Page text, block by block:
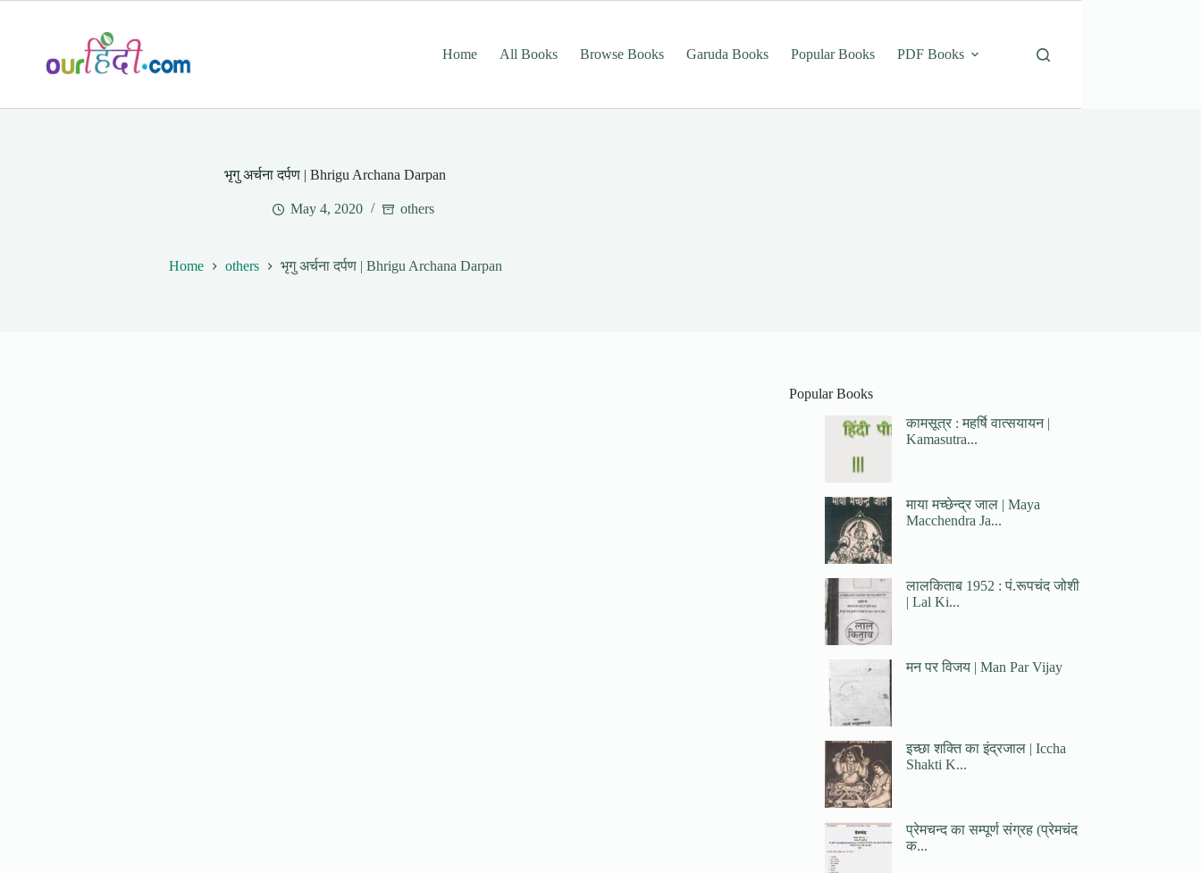
Home
All Books Browse Books Garuda Books Popular Books PDF Books
भृगु अर्चना दर्पण | Bhrigu Archana Darpan
May 4, 2020 others
Home others भृगु अर्चना दर्पण | Bhrigu Archana Darpan
Popular Books
कामसूत्र : महर्षि वात्सयायन |
Kamasutra...
माया मच्छेन्द्र जाल | Maya
Macchendra Ja...
लालकिताब 1952 : पं.रूपचंद जोशी
| Lal Ki...
मन पर विजय | Man Par Vijay
इच्छा शक्ति का इंद्रजाल | Iccha
Shakti K...
प्रेमचन्द का सम्पूर्ण संग्रह (प्रेमचंद
क...